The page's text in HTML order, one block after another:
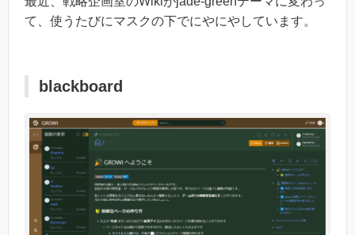
て、使うたびにマスクの下でにやにやしています。
blackboard